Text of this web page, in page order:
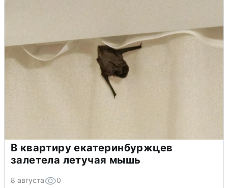
В квартиру екатеринбуржцев
залетела летучая мышь
8 августа 0